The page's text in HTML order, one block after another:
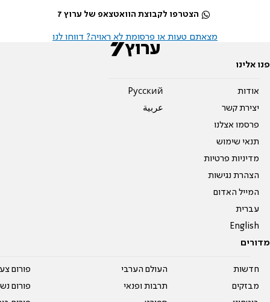
הצטרפו לקבוצת הוואטצאפ של ערוץ 7
מצאתם טעות או פרסומת לא ראויה? דווחו לנו
פנו אלינו
אודות
יצירת קשר
פרסמו אצלנו
תנאי שימוש
מדיניות פרטיות
הצהרת נגישות
המייל האדום
עברית
English
Pусский
عربية
מדורים
חדשות
מבזקים
העולם הערבי
תרבות ופנאי
פורום
פורום